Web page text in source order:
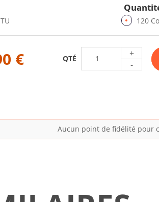
TU 120
€ QTÉ
+
-
Aucun point de fidélité pour